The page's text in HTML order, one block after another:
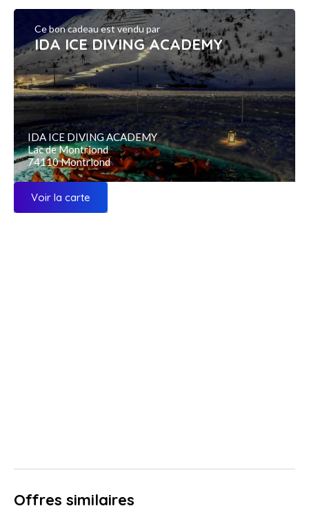
Ce bon cadeau est vendu par
IDA ICE DIVING ACADEMY
IDA ICE DIVING ACADEMY
Lac de Montriond
74110 Montriond
Voir la carte
Offres similaires